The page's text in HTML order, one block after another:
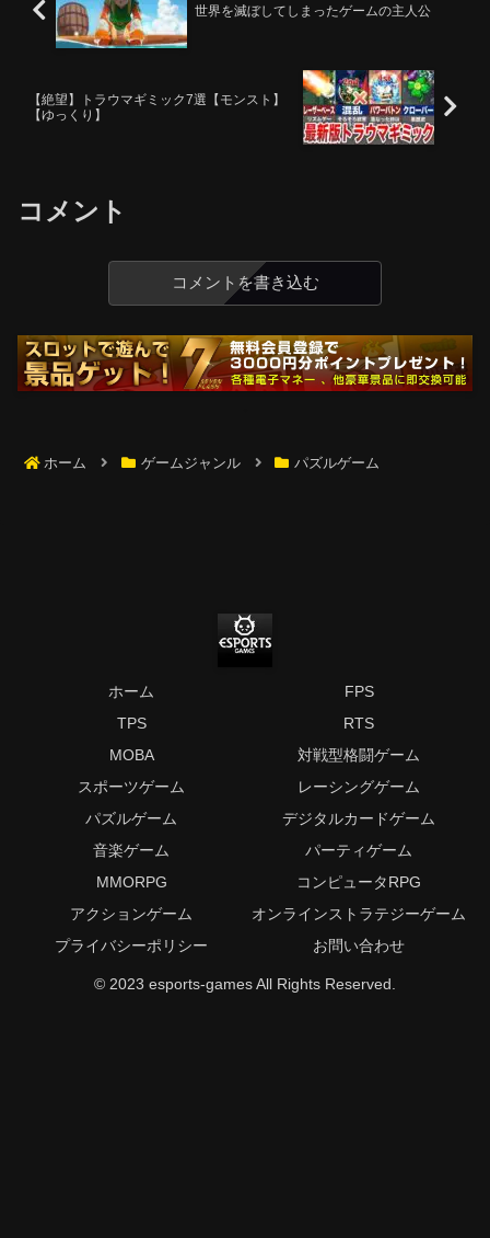
世界を滅ぼしてしまったゲームの主人公
【絶望】トラウマギミック7選【モンスト】
【ゆっくり】
コメント
コメントを書き込む
ホーム ゲームジャンル パズルゲーム
ホーム
FPS
TPS
RTS
MOBA
対戦型格闘ゲーム
スポーツゲーム
レーシングゲーム
パズルゲーム
デジタルカードゲーム
音楽ゲーム
パーティゲーム
MMORPG
コンピュータRPG
アクションゲーム
オンラインストラテジーゲーム
プライバシーポリシー
お問い合わせ
© 2023 esports-games All Rights Reserved.